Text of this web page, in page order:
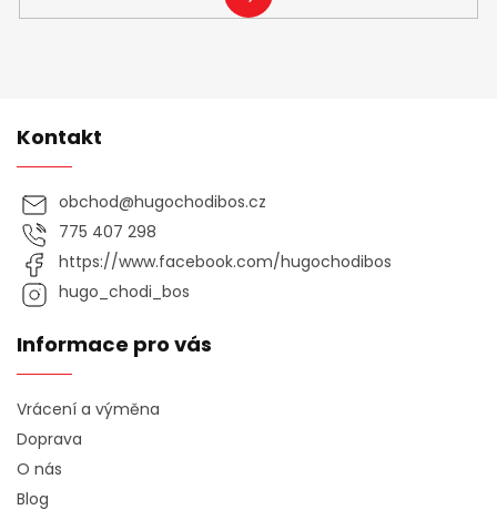
SE
Kontakt
obchod@hugochodibos.cz
775 407 298
https://www.facebook.com/hugochodibos
hugo_chodi_bos
Informace pro vás
Vrácení a výměna
Doprava
O nás
Blog